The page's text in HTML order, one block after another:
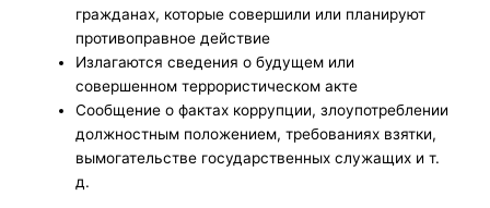
гражданах, которые совершили или планируют
противоправное действие
Излагаются сведения о будущем или
совершенном террористическом акте
Сообщение о фактах коррупции, злоупотреблении
должностным положением, требованиях взятки,
вымогательстве государственных служащих и т.
д.